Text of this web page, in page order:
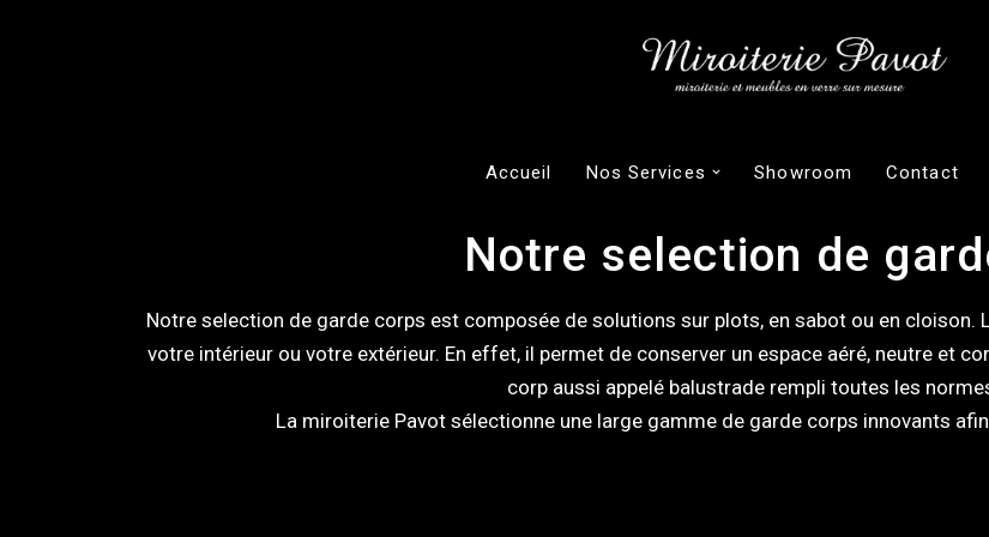
Accueil Nos Services Showroom Contact
Notre selection de
Notre selection de garde corps est composée de solutions sur plots, en sabot ou en
votre intérieur ou votre extérieur. En effet, il permet de conserver un espace aéré, neutre et
corp aussi appelé balustrade rempli toutes les
La miroiterie Pavot sélectionne une large gamme de garde corps innovants